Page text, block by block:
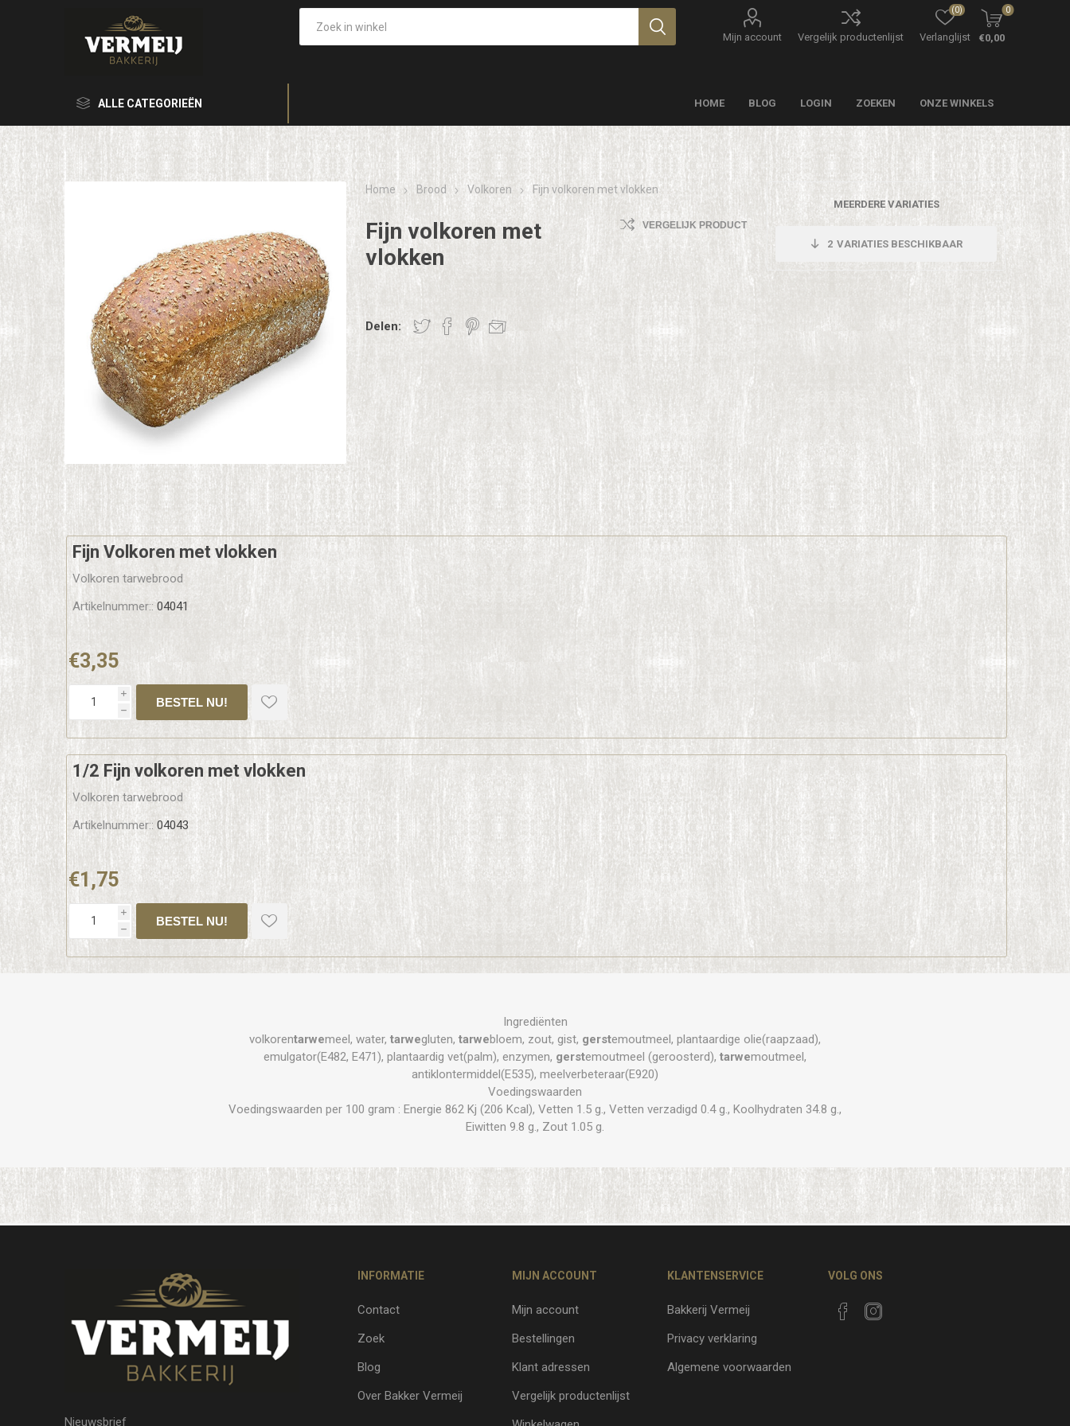
Mijn account Vergelijk productenlijst Verlanglijst
(0) 0
€0,00
ALLE CATEGORIEËN HOME BLOG LOGIN ZOEKEN ONZE WINKELS
Home Brood Volkoren Fijn volkoren met vlokken
Fijn volkoren met
vlokken
VERGELIJK PRODUCT
MEERDERE VARIATIES
2 VARIATIES BESCHIKBAAR
Delen:
Fijn Volkoren met vlokken
Volkoren tarwebrood
Artikelnummer:: 04041
€3,35
i
h
1/2 Fijn volkoren met vlokken
Volkoren tarwebrood
Artikelnummer:: 04043
€1,75
i
h
Ingrediënten
volkorentarwemeel, water, tarwegluten, tarwebloem, zout, gist, gerstemoutmeel, plantaardige olie(raapzaad),
emulgator(E482, E471), plantaardig vet(palm), enzymen, gerstemoutmeel (geroosterd), tarwemoutmeel,
antiklontermiddel(E535), meelverbeteraar(E920)
Voedingswaarden
Voedingswaarden per 100 gram : Energie 862 Kj (206 Kcal), Vetten 1.5 g., Vetten verzadigd 0.4 g., Koolhydraten 34.8 g.,
Eiwitten 9.8 g., Zout 1.05 g.
Nieuwsbrief
INFORMATIE
Contact
Zoek
Blog
Over Bakker Vermeij
MIJN ACCOUNT
Mijn account
Bestellingen
Klant adressen
Vergelijk productenlijst
KLANTENSERVICE
Bakkerij Vermeij
Privacy verklaring
Algemene voorwaarden
VOLG ONS